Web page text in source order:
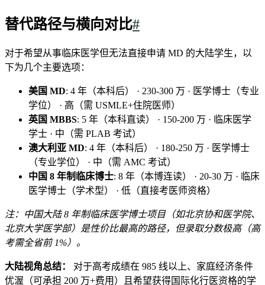
替代路径与横向对比#
对于希望从事临床医学但无法直接申请 MD 的大陆学生，以
下为几个主要选项：
美国 MD: 4 年（本科后） · 230-300 万 · 医学博士（专业
学位） · 高（需 USMLE+住院医师）
英国 MBBS: 5 年（本科直读） · 150-200 万 · 临床医学
学士 · 中（需 PLAB 考试）
澳大利亚 MD: 4 年（本科后） · 180-250 万 · 医学博士
（专业学位） · 中（需 AMC 考试）
中国 8 年制临床博士: 8 年（本博连读） · 20-30 万 · 临床
医学博士（学术型） · 低（直接考医师资格）
注：中国大陆 8 年制临床医学博士项目（如北京协和医学院、
北京大学医学部）是性价比最高的路径，但录取分数极高（高
考需全省前 1%）。
大陆视角总结：
对于高考成绩在 985 线以上、家庭经济条件
优渥（可承担 200 万+费用）且希望获得国际化行医资格的学